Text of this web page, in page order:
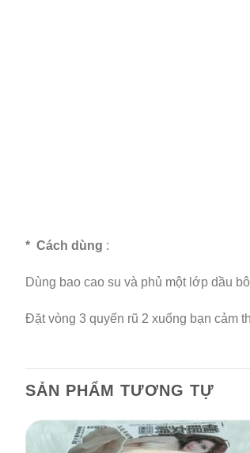
* Cách dùng :
Dùng bao cao su và phủ một lớp dầu
Đặt vòng 3 quyến rũ 2 xuống bạn cảm
SẢN PHẨM TƯƠNG TỰ